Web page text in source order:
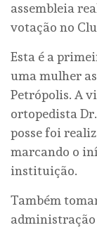
assembleia
votação no
Esta é a
uma mulher
Petrópolis. A
ortopedista
posse foi
marcando o
instituição.
Também
administração